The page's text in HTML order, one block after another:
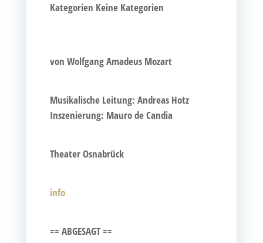
Kate­go­rien Kei­ne Kategorien
von Wolf­gang Ama­de­us Mozart
Musi­ka­li­sche Lei­tung: Andre­as Hotz
Insze­nie­rung: Mau­ro de Candia
Thea­ter Osnabrück
info
== ABGESAGT ==